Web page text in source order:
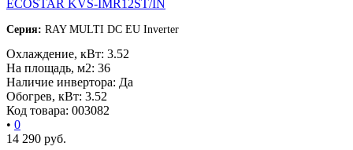
ECOSTAR KVS-IMR12ST/IN
Серия: RAY MULTI DC EU Inverter
Охлаждение, кВт: 3.52
На площадь, м2: 36
Наличие инвертора: Да
Обогрев, кВт: 3.52
Код товара: 003082
• 0
14 290 руб.